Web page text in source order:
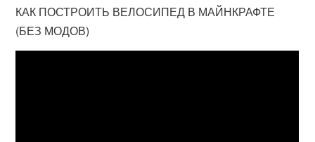
КАК ПОСТРОИТЬ ВЕЛОСИПЕД В МАЙНКРАФТЕ
(БЕЗ МОДОВ)